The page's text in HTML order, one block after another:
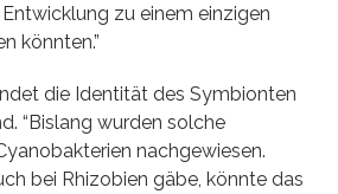
zu einem einzigen
könnten.”
die Identität des Symbionten
“Bislang wurden solche
nachgewiesen.
bei Rhizobien gäbe, könnte das